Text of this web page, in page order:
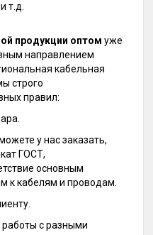
т.д.
продукции оптом уже
направлением
кабельная
строго
правил:
у нас заказать,
ГОСТ,
основным
к кабелям и проводам.
с разными